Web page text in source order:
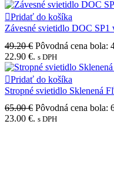
Pridať do košíka
Závesné svietidlo DOC
49.20€ Pôvodná cena bola:
22.90 €. s DPH
Pridať do košíka
Stropné svietidlo Sklenená
65.00€ Pôvodná cena bola:
23.00 €. s DPH